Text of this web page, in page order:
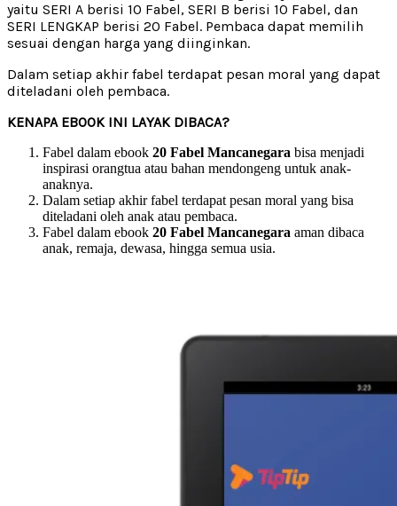
yaitu SERI A berisi 10 Fabel, SERI B berisi 10 Fabel, dan
SERI LENGKAP berisi 20 Fabel. Pembaca dapat memilih
sesuai dengan harga yang diinginkan.
Dalam setiap akhir fabel terdapat pesan moral yang dapat
diteladani oleh pembaca.
KENAPA EBOOK INI LAYAK DIBACA?
Fabel dalam ebook 20 Fabel Mancanegara bisa menjadi
inspirasi orangtua atau bahan mendongeng untuk anak-
anaknya.
Dalam setiap akhir fabel terdapat pesan moral yang bisa
diteladani oleh anak atau pembaca.
Fabel dalam ebook 20 Fabel Mancanegara aman dibaca
anak, remaja, dewasa, hingga semua usia.